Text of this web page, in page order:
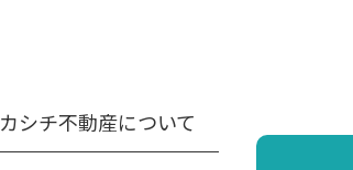
カシチ不動産について